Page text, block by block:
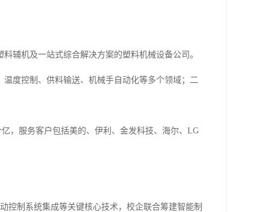
辅机及一站式综合解决方案的塑料机械设备公司。
度控制、供料输送、机械手自动化等多个领域；二
，服务客户包括美的、伊利、金发科技、海尔、LG
控制系统集成等关键核心技术，校企联合筹建智能制